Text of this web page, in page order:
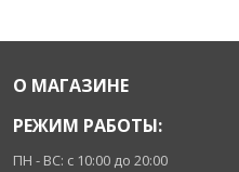
О МАГАЗИНЕ
РЕЖИМ РАБОТЫ:
ПН - ВС: с 10:00 до 20:00